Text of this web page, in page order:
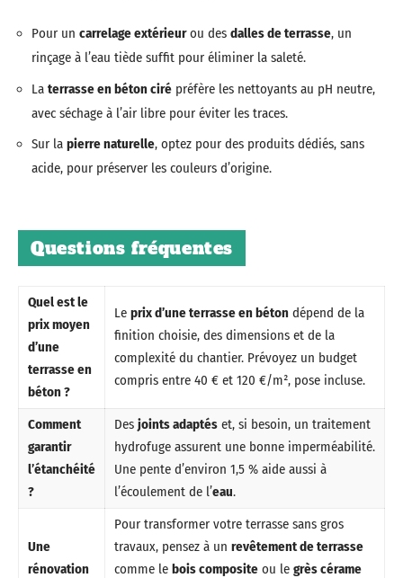
Pour un carrelage extérieurou des dalles de terrasse, un
rinçage à l’eau tiède suffit pour éliminer la saleté.
La terrasse en béton ciré préfère les nettoyants au pH neutre,
avec séchage à l’air libre pour éviter les traces.
Sur la pierre naturelle, optez pour des produits dédiés, sans
acide, pour préserver les couleurs d’origine.
Questions fréquentes
Quel est le
prix moyen
d’une
terrasse en
béton ?
Le prix d’une terrasse en béton dépend de la
finition choisie, des dimensions et de la
complexité du chantier. Prévoyez un budget
compris entre 40 € et 120 €/m², pose incluse.
Comment
garantir
l’étanchéité
?
Des joints adaptés et, si besoin, un traitement
hydrofuge assurent une bonne imperméabilité.
Une pente d’environ 1,5 % aide aussi à
l’écoulement de l’eau.
Une
rénovation
Pour transformer votre terrasse sans gros
travaux, pensez à un revêtement de terrasse
comme le bois composite ou le grès cérame